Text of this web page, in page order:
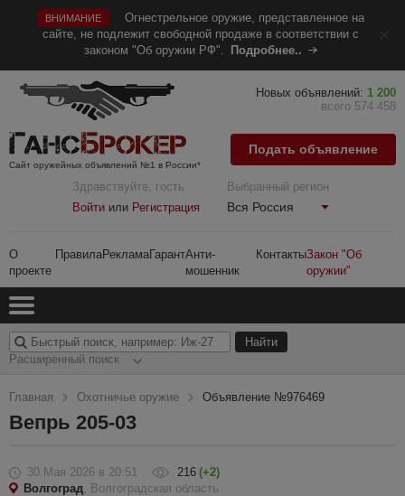
ВНИМАНИЕ
Огнестрельное оружие, представленное на
сайте, не подлежит свободной продаже в соответствии с
законом "Об оружии РФ".
Подробнее..
Сайт оружейных объявлений №1 в России*
Здравствуйте, гость
Войти или Регистрация
Выбранный регион
Вся Россия
О
проекте
ПравилаРекламаГарантАнти-
мошенник
КонтактыЗакон "Об
оружии"
Новых объявлений: 1 200
всего 574 458
Подать объявление
Расширенный поиск
Главная Охотничье оружие Объявление №976469
Вепрь 205-03
30 Мая 2026 в 20:51 216 (+2)
Волгоград, Волгоградская область